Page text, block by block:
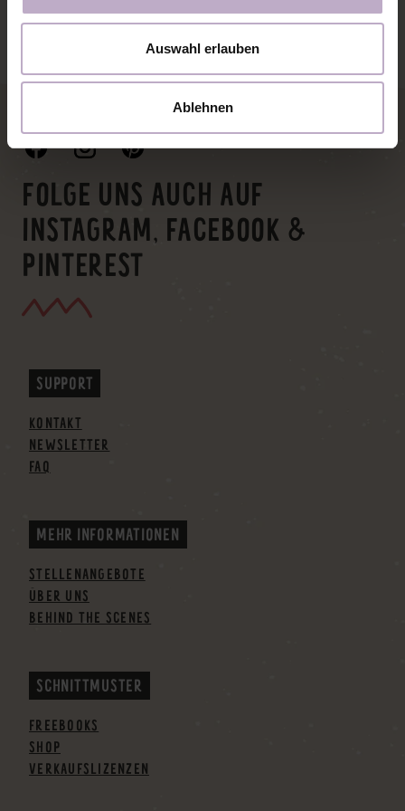
Auswahl erlauben
Ablehnen
FOLGE UNS AUCH AUF
INSTAGRAM, FACEBOOK &
PINTEREST
SUPPORT
KONTAKT
NEWSLETTER
FAQ
MEHR INFORMATIONEN
STELLENANGEBOTE
ÜBER UNS
BEHIND THE SCENES
SCHNITTMUSTER
FREEBOOKS
SHOP
VERKAUFSLIZENZEN